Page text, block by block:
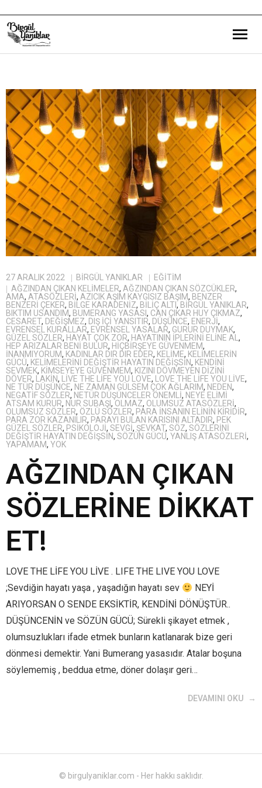
Eğitim Yazılarım
Gezi ve Kültür Yazılarım
Röportajlarım
Destek Olduğum Projeler
Yürüttüğüm Projeler
27 ARALIK 2022 BIRGÜL YANIKLAR
EĞITIM
AĞZINDAN ÇIKAN KELIMELER, AĞZINDAN ÇIKAN SÖZCÜKLER,
AMA, ATASÖZLERI, AZICIK AŞIM KAYGISIZ BAŞIM, BENZER
BENZERI ÇEKER, BILGE KARADENIZ, BILIÇ ALTI , BİRGÜL YANIKLAR,
BIKTIM USANDIM, BUMERANG YASASI , CAN ÇIKAR HUY ÇIKMAZ,
CESARET, DEĞIŞMEZ, DIŞ IÇI YANSITIR, DÜŞÜNCE, ENERJI,
EVRENSEL KURALLAR, EVRENSEL YASALAR, GURUR DUYMAK,
GÜZEL SÖZLER, HAYAT ÇOK ZOR, HAYATININ IPLERINI ELINE AL,
HEP ARIZALAR BENI BULUR, HIÇBIRŞEYE GÜVENMEM,
INANMIYORUM, KADINLAR DIR DIR EDER, KELIME, KELIMELERIN
GÜCÜ, KELIMELERINI DEĞIŞTIR HAYATIN DEĞIŞSIN, KENDINI
SEVMEK, KIMSEYEYE GÜVENMEM, KIZINI DÖVMEYEN DIZINI
DÖVER, LAKIN, LIVE THE LIFE YOU LOVE, LOVE THE LIFE YOU LIVE,
NE TÜR DÜŞÜNCE, NE ZAMAN GÜLSEM ÇOK AĞLARIM, NEDEN,
NEGATIF SÖZLER, NETÜR DÜŞÜNCELER ÖNEMLI, NEYE ELIMI
ATSAM KURUR, NUR SUBAŞI, OLMAZ, OLUMSUZ ATASÖZLERI,
OLUMSUZ SÖZLER, ÖZLÜ SÖZLER, PARA INSANIN ELININ KIRIDIR,
PARA ZOR KAZANILIR, PARAYI BULAN KARISINI ALTADIR, PEK
GÜZEL SÖZLER, PSIKOLOJI, SEVGI, ŞEVKAT, SÖZ, SÖZLERINI
DEĞIŞTIR HAYATIN DEĞIŞSIN, SÖZÜN GÜCÜ, YANLIŞ ATASÖZLERI,
YAPAMAM, YOK
AĞZINDAN ÇIKAN
SÖZLERİNE DİKKAT
ET!
LOVE THE LİFE YOU LİVE . LIFE THE LIVE YOU LOVE
;Sevdiğin hayatı yaşa , yaşadığın hayatı sev
NEYİ
ARIYORSAN O SENDE EKSİKTİR, KENDİNİ DÖNÜŞTÜR..
DÜŞÜNCENİN ve SÖZÜN GÜCÜ; Sürekli şikayet etmek ,
olumsuzlukları ifade etmek bunların katlanarak bize geri
dönmesi demektir. Yani Bumerang yasasıdır. Atalar boşuna
söylememiş , beddua etme, döner dolaşır geri…
DEVAMINI OKU
© birgulyaniklar.com - Her hakkı saklıdır.